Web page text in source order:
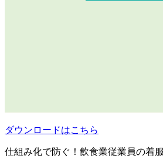
ダウンロードはこちら
仕組み化で防ぐ！飲食業従業員の着